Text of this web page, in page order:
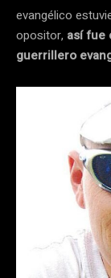
evangélico
opositor, así fue
guerrillero